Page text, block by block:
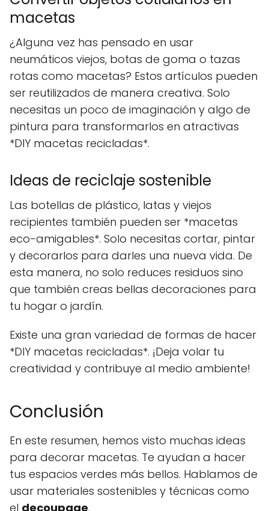
macetas
¿Alguna vez has pensado en usar
neumáticos viejos, botas de goma o tazas
rotas como macetas? Estos artículos pueden
ser reutilizados de manera creativa. Solo
necesitas un poco de imaginación y algo de
pintura para transformarlos en atractivas
*DIY macetas recicladas*.
Ideas de reciclaje sostenible
Las botellas de plástico, latas y viejos
recipientes también pueden ser *macetas
eco-amigables*. Solo necesitas cortar, pintar
y decorarlos para darles una nueva vida. De
esta manera, no solo reduces residuos sino
que también creas bellas decoraciones para
tu hogar o jardín.
Existe una gran variedad de formas de hacer
*DIY macetas recicladas*. ¡Deja volar tu
creatividad y contribuye al medio ambiente!
Conclusión
En este resumen, hemos visto muchas ideas
para decorar macetas. Te ayudan a hacer
tus espacios verdes más bellos. Hablamos de
usar materiales sostenibles y técnicas como
el decoupage.